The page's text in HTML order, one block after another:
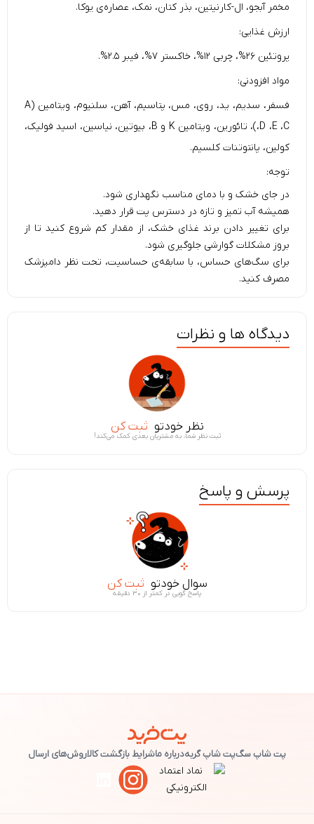
مخمر آبجو، ال-کارنیتین، بذر کتان، نمک، عصاره‌ی یوکا.
ارزش غذایی:
پروتئین ۲۶%، چربی ۱۲%، خاکستر ۷%، فیبر ۲.۵%.
مواد افزودنی:
فسفر، سدیم، ید، روی، مس، پتاسیم، آهن، سلنیوم، ویتامین (A
،D ،E ،C)، تائورین، ویتامین K و B، بیوتین، نیاسین، اسید فولیک،
کولین، پانتوتنات کلسیم.
توجه:
در جای خشک و با دمای مناسب نگهداری شود.
همیشه آب تمیز و تازه در دسترس پت قرار دهید.
برای تغییر دادن برند غذای خشک، از مقدار کم شروع کنید تا از
بروز مشکلات گوارشی جلوگیری شود.
برای سگ‌های حساس، با سابقه‌ی حساسیت، تحت نظر دامپزشک
مصرف کنید.
دیدگاه ها و نظرات
نظر خودتو ثبت کن
ثبت نظر شما، به مشتریان بعدی کمک می‌کند!
پرسش و پاسخ
سوال خودتو ثبت کن
پاسخ گویی در کمتر از ۳۰ دقیقه
پت شاپ سگپت شاپ گربهدرباره ماشرایط بازگشت کالاروش‌های ارسال